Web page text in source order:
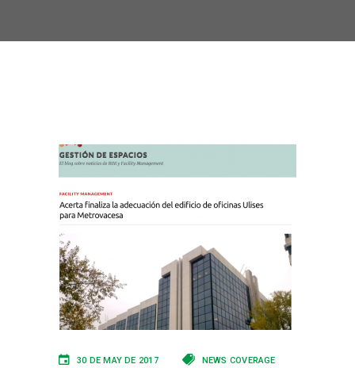
30 DE MAY DE 2017 NEWS COVERAGE